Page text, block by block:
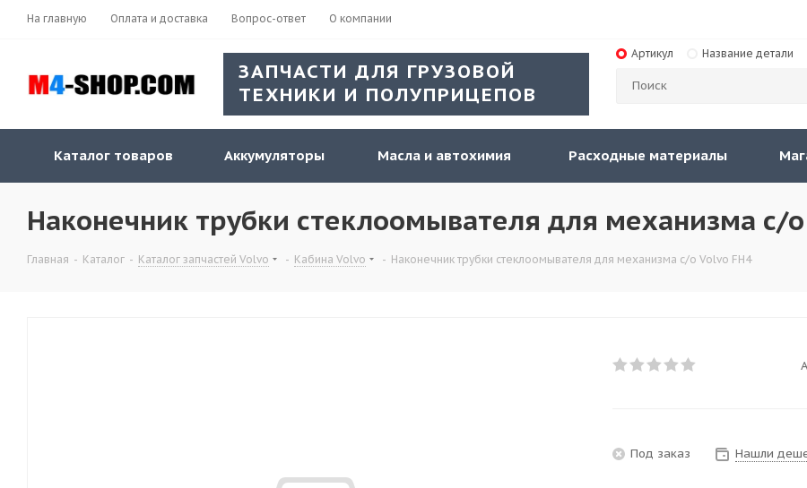
На главную Оплата и доставка Вопрос-ответ О компании
ЗАПЧАСТИ ДЛЯ ГРУЗОВОЙ
ТЕХНИКИ И ПОЛУПРИЦЕПОВ
Артикул Название детали
Каталог товаров Аккумуляторы Масла и автохимия Расходные материалы
Наконечник трубки стеклоомывателя для механизма с/
Главная - Каталог - Каталог запчастей Volvo - Кабина Volvo - Наконечник трубки стеклоомывателя для механизма с/о Volvo FH4
Под заказ Нашли